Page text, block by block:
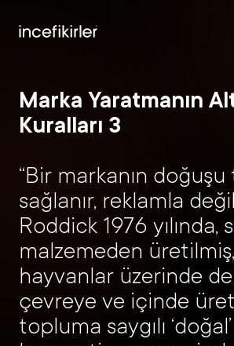
Marka Yaratmanın
Kuralları 3
“Bir markanın doğuşu
sağlanır, reklamla
Roddick 1976 yılında,
malzemeden üretilmiş,
hayvanlar üzerinde
çevreye ve içinde
topluma saygılı